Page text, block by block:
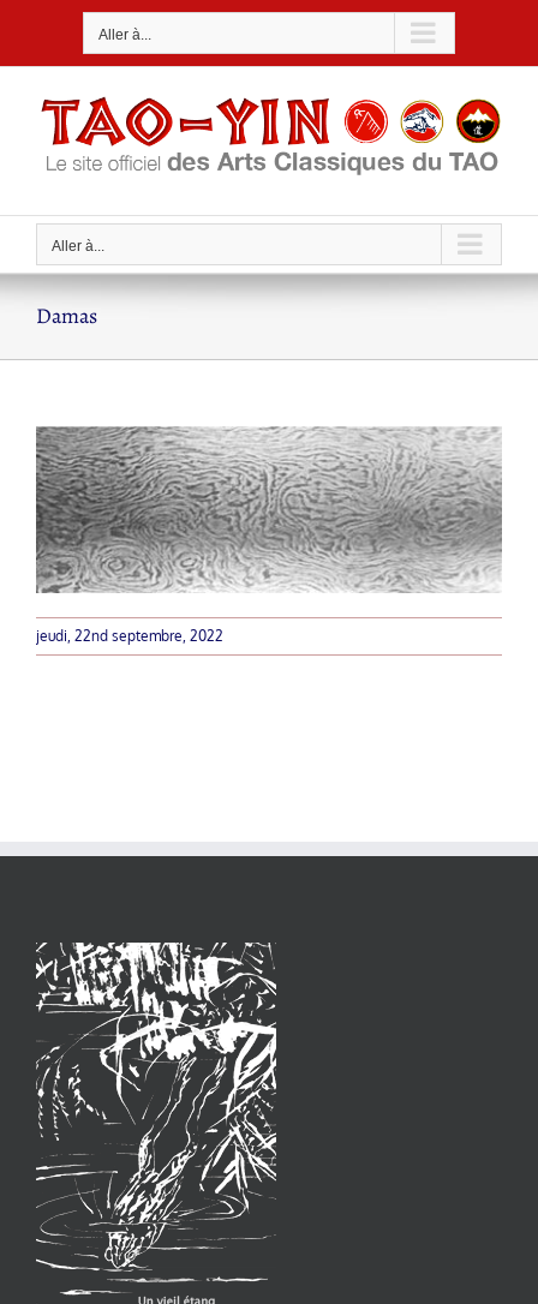
Aller à...
Aller à...
Damas
jeudi, 22nd septembre, 2022